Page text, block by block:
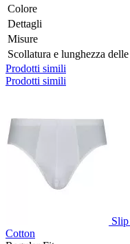
Colore
Dettagli
Misure
Scollatura e lunghezza
Prodotti simili
Prodotti simili
Cotton